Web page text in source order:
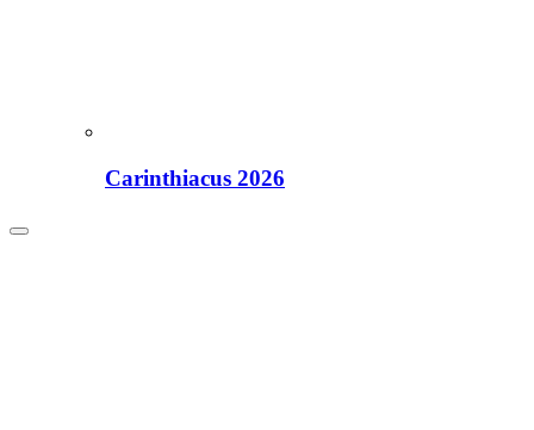
Carinthiacus 2026